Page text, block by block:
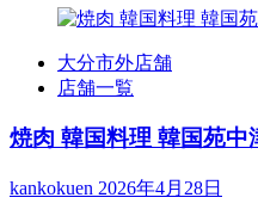
大分市外店舗
店舗一覧
焼肉 韓国料理 韓国苑中
kankokuen 2026年4月28日